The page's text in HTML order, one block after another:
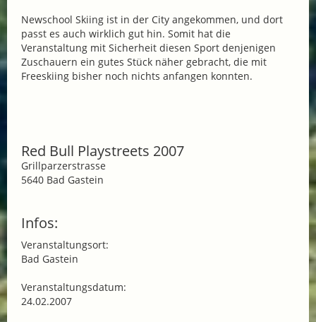
Newschool Skiing ist in der City angekommen, und dort
passt es auch wirklich gut hin. Somit hat die
Veranstaltung mit Sicherheit diesen Sport denjenigen
Zuschauern ein gutes Stück näher gebracht, die mit
Freeskiing bisher noch nichts anfangen konnten.
Red Bull Playstreets 2007
Grillparzerstrasse
5640 Bad Gastein
Infos:
Veranstaltungsort:
Bad Gastein
Veranstaltungsdatum:
24.02.2007